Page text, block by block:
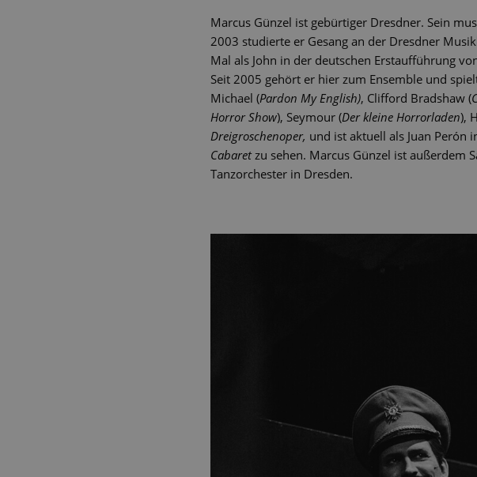
Marcus Günzel ist gebürtiger Dresdner. Sein
2003 studierte er Gesang an der Dresdner
Mal als John in der deutschen Erstaufführung
Seit 2005 gehört er hier zum Ensemble und
Michael (Pardon My English), Clifford Bradshaw (
Horror Show), Seymour (Der kleine Horrorladen),
Dreigroschenoper, und ist aktuell als Juan Perón
Cabaretzu sehen. Marcus Günzel ist außerdem
Tanzorchester in Dresden.